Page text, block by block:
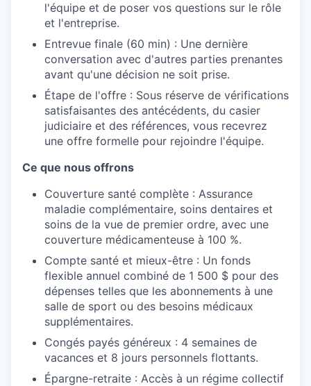
l'équipe et de poser vos questions sur le rôle
et l'entreprise.
Entrevue finale (60 min) : Une dernière
conversation avec d'autres parties prenantes
avant qu'une décision ne soit prise.
Étape de l'offre : Sous réserve de vérifications
satisfaisantes des antécédents, du casier
judiciaire et des références, vous recevrez
une offre formelle pour rejoindre l'équipe.
Ce que nous offrons
Couverture santé complète : Assurance
maladie complémentaire, soins dentaires et
soins de la vue de premier ordre, avec une
couverture médicamenteuse à 100 %.
Compte santé et mieux-être : Un fonds
flexible annuel combiné de 1 500 $ pour des
dépenses telles que les abonnements à une
salle de sport ou des besoins médicaux
supplémentaires.
Congés payés généreux : 4 semaines de
vacances et 8 jours personnels flottants.
Épargne-retraite : Accès à un régime collectif